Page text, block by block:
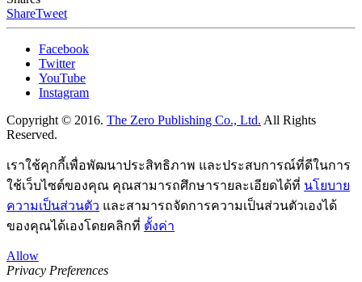
ShareTweet
Facebook
Twitter
YouTube
Instagram
Copyright © 2016. The Zero Publishing Co., Ltd. All Rights
Reserved.
เราใช้คุกกี้เพื่อพัฒนาประสิทธิภาพ และประสบการณ์ที่ดีในการ
ใช้เว็บไซต์ของคุณ คุณสามารถศึกษารายละเอียดได้ที่ นโยบาย
ความเป็นส่วนตัว และสามารถจัดการความเป็นส่วนตัวเองได้
ของคุณได้เองโดยคลิกที่ ตั้งค่า
Allow
Privacy Preferences